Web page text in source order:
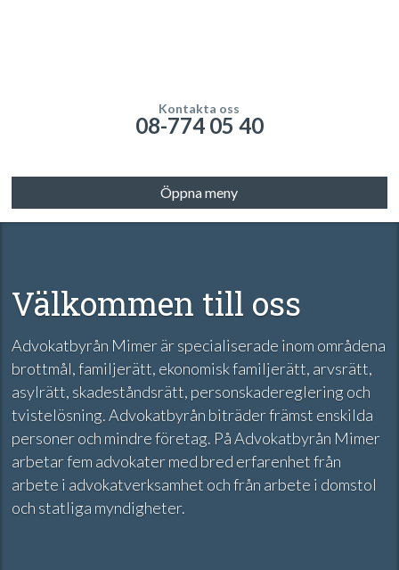
Kontakta oss
08-774 05 40
Öppna meny
Välkommen till oss
Advokatbyrån Mimer är specialiserade inom områdena
brottmål, familjerätt, ekonomisk familjerätt, arvsrätt,
asylrätt, skadeståndsrätt, personskadereglering och
tvistelösning. Advokatbyrån biträder främst enskilda
personer och mindre företag. På Advokatbyrån Mimer
arbetar fem advokater med bred erfarenhet från
arbete i advokatverksamhet och från arbete i domstol
och statliga myndigheter.